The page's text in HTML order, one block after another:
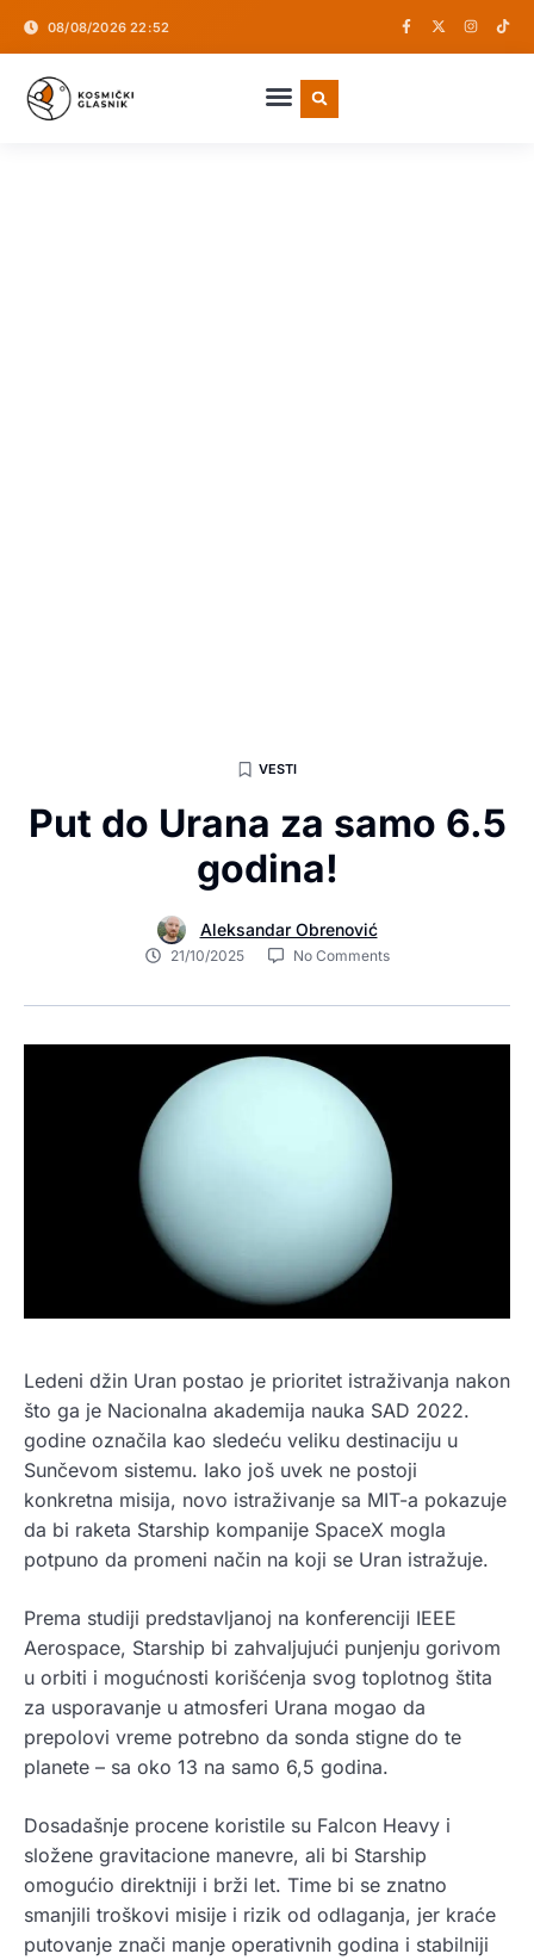
08/08/2026 22:52
VESTI
Put do Urana za samo 6.5
godina!
Aleksandar Obrenović
21/10/2025 No Comments
Ledeni džin Uran postao je prioritet istraživanja nakon
što ga je Nacionalna akademija nauka SAD 2022.
godine označila kao sledeću veliku destinaciju u
Sunčevom sistemu. Iako još uvek ne postoji
konkretna misija, novo istraživanje sa MIT-a pokazuje
da bi raketa Starship kompanije SpaceX mogla
potpuno da promeni način na koji se Uran istražuje.
Prema studiji predstavljanoj na konferenciji IEEE
Aerospace, Starship bi zahvaljujući punjenju gorivom
u orbiti i mogućnosti korišćenja svog toplotnog štita
za usporavanje u atmosferi Urana mogao da
prepolovi vreme potrebno da sonda stigne do te
planete – sa oko 13 na samo 6,5 godina.
Dosadašnje procene koristile su Falcon Heavy i
složene gravitacione manevre, ali bi Starship
omogućio direktniji i brži let. Time bi se znatno
smanjili troškovi misije i rizik od odlaganja, jer kraće
putovanje znači manje operativnih godina i stabilniji